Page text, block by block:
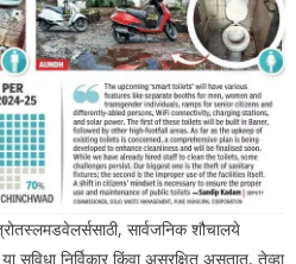
स्लमडवेलर्ससाठी, सार्वजनिक शौचालये
सुविधा निर्विकार किंवा असुरक्षित असतात, तेव्हा